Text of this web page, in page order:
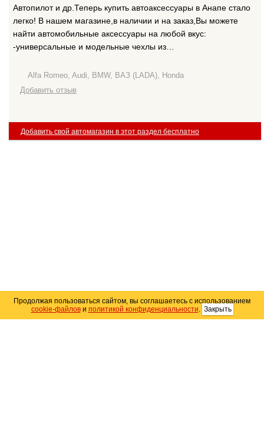
Автопилот и др.Теперь купить автоаксессуары в Анапе стало
легко! В нашем магазине,в наличии и на заказ,Вы можете
найти автомобильные аксессуары на любой вкус:
-универсальные и модельные чехлы из…
Alfa Romeo, Audi, BMW, ВАЗ (LADA), Honda
Добавить отзыв
Добавить свой автомагазин в этот раздел бесплатно
Продолжая пользоваться сайтом, вы соглашаетесь с использованием
cookie-файлови политикой конфиденциальности. Закрыть